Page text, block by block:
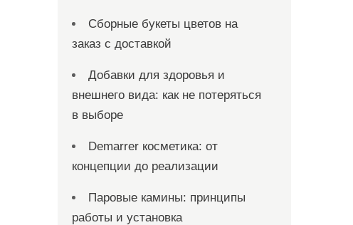
Сборные букеты цветов на
заказ с доставкой
Добавки для здоровья и
внешнего вида: как не потеряться
в выборе
Demarrer косметика: от
концепции до реализации
Паровые камины: принципы
работы и установка